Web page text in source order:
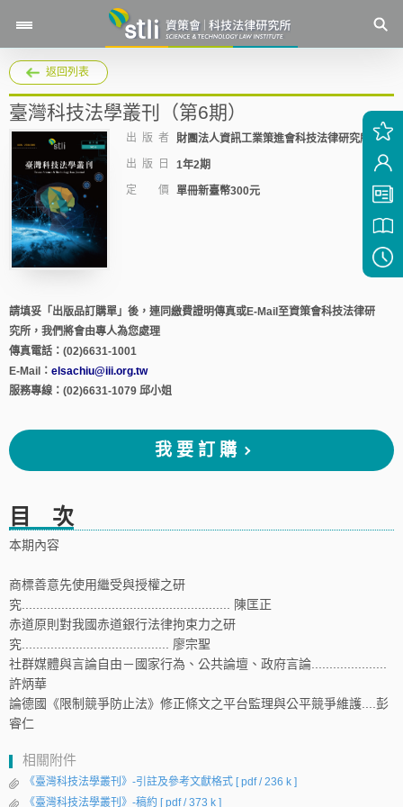
返回列表
臺灣科技法學叢刊（第6期）
出 版 者 財團法人資訊工業策進會科技法律研究所
出 版 日
1年2期
定 價
單冊新臺幣300元
請填妥「出版品訂購單」後，連同繳費證明傳真或E-Mail至資策會科技法律研
究所，我們將會由專人為您處理
傳真電話：(02)6631-1001
E-Mail： elsachiu@iii.org.tw
服務專線：(02)6631-1079 邱小姐
我要訂購
目 次
本期內容
商標善意先使用繼受與授權之研
究.......................................................... 陳匡正
赤道原則對我國赤道銀行法律拘束力之研
究......................................... 廖宗聖
社群媒體與言論自由－國家行為、公共論壇、政府言論.....................
許炳華
論德國《限制競爭防止法》修正條文之平台監理與公平競爭維護....彭
睿仁
相關附件
《臺灣科技法學叢刊》-引註及參考文獻格式 [ pdf / 236 k ]
《臺灣科技法學叢刊》-稿約 [ pdf / 373 k ]